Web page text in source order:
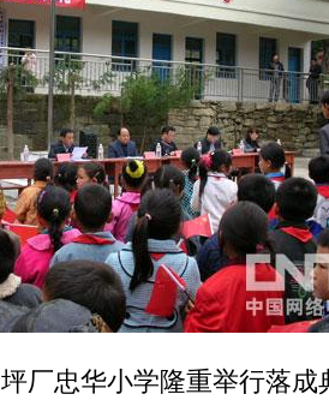
坪厂忠华小学隆重举行落成